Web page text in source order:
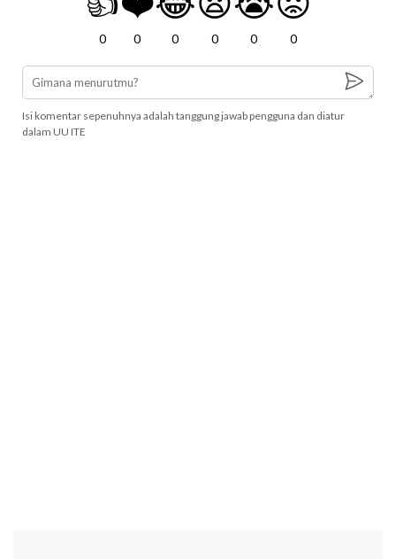
0 0 0 0 0 0
Isi komentar sepenuhnya adalah tanggung jawab pengguna dan diatur
dalam UU ITE